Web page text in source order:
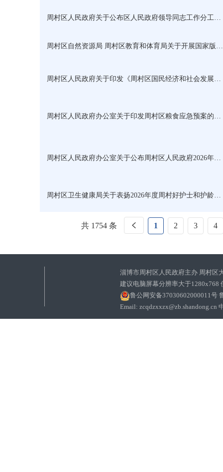
周村区人民政府关于公布区人民政府领导同志工作分工的通知
周村区自然资源局 周村区教育和体育局关于开展国家版图知识竞赛和少儿手绘地图大赛的通知
周村区人民政府关于印发《周村区国民经济和社会发展第十五个五年规划纲要》的通知
周村区人民政府办公室关于印发周村区粮食应急预案的通知
周村区人民政府办公室关于公布周村区人民政府2026年度重大行政决策事项目录的通知
周村区卫生健康局关于表扬2026年度周村好护士和护龄满30年护士的通报
共 1754 条 1 2 3 4
淄博市周村区人民政府主办 周村区
建议电脑屏幕分辨率大于1280x768
鲁公网安备37030602000011号
Email: zcqdzxxzx@zb.shandong.cn